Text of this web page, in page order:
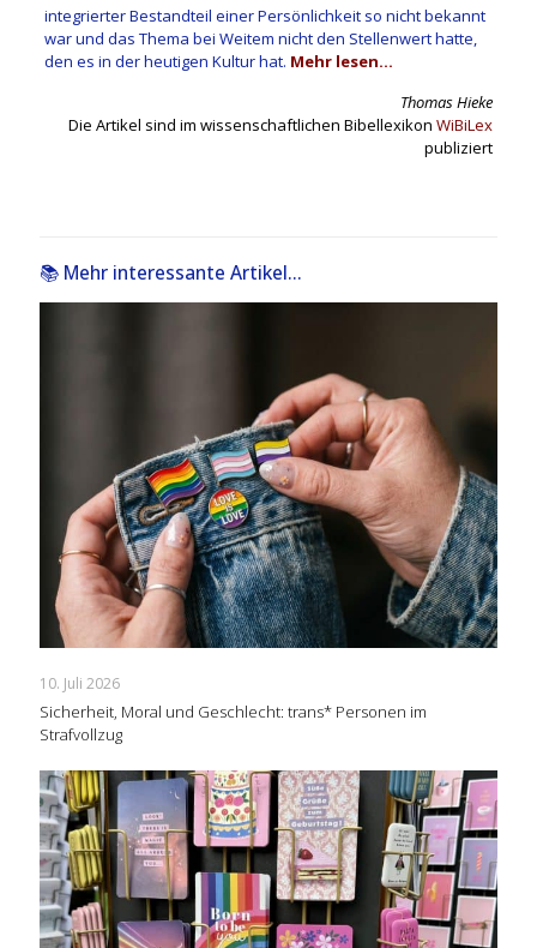
integrierter Bestandteil einer Persönlichkeit so nicht bekannt
war und das Thema bei Weitem nicht den Stellenwert hatte,
den es in der heutigen Kultur hat. Mehr lesen…
Thomas Hieke
Die Artikel sind im wissenschaftlichen Bibellexikon WiBiLex
publiziert
📚 Mehr interessante Artikel...
10. Juli 2026
Sicherheit, Moral und Geschlecht: trans* Personen im
Strafvollzug